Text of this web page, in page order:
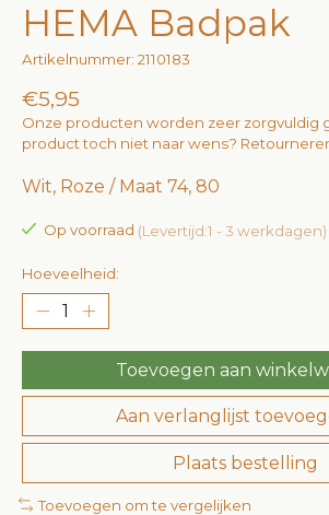
HEMA Badpak
Artikelnummer: 2110183
€5,95
Onze producten worden zeer zorgvuldig
product toch niet naar wens?
Wit, Roze / Maat 74, 80
Op voorraad (Levertijd:1 - 3 werkdagen)
Hoeveelheid:
Toevoegen aan
Aan verlanglijst
Plaats bestelling
Toevoegen om te vergelijken